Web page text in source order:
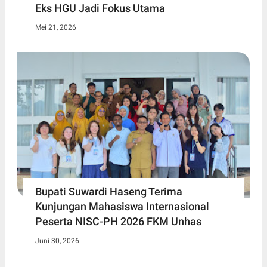
Eks HGU Jadi Fokus Utama
Mei 21, 2026
Bupati Suwardi Haseng Terima
Kunjungan Mahasiswa Internasional
Peserta NISC-PH 2026 FKM Unhas
Juni 30, 2026